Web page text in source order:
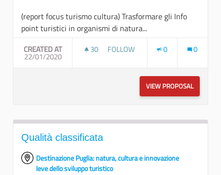
(report focus turismo cultura) Trasformare gli Info
point turistici in organismi di natura...
CREATED AT
22/01/2020
30 30 FOLLOWERS
FOLLOW 0 0
VIEW PROPOSALSISTEMA
Qualità classificata
Destinazione Puglia: natura, cultura e innovazione
leve dello sviluppo turistico